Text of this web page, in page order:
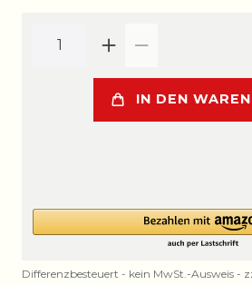
IN DEN
Differenzbesteuert - kein MwSt.-Ausweis -